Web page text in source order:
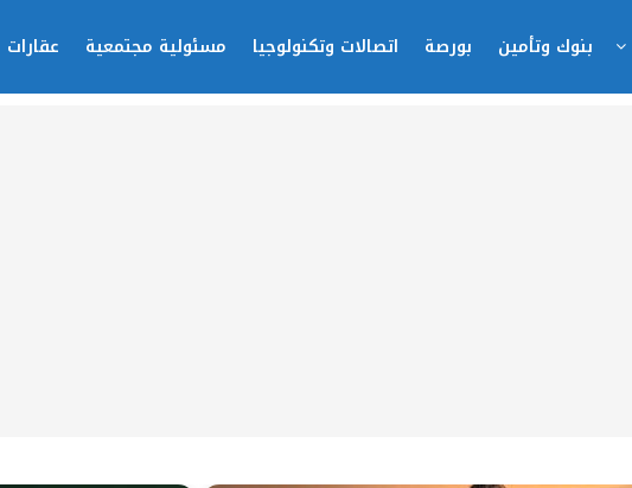
بنوك وتأمين بورصة اتصالات وتكنولوجيا مسئولية مجتمعية عقارات